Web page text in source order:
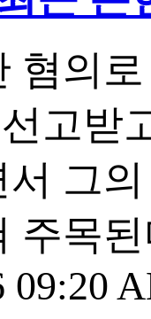
혐의
고받
그
주목
09:20